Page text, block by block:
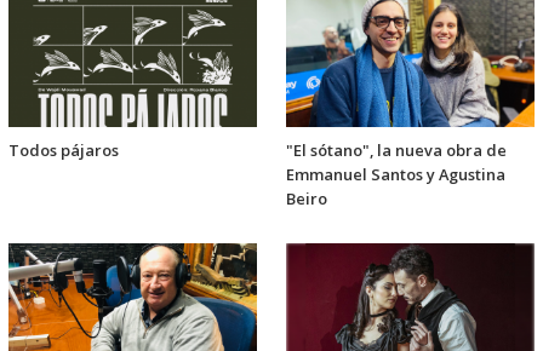
Todos pájaros
"El sótano", la nueva obra de
Emmanuel Santos y Agustina
Beiro